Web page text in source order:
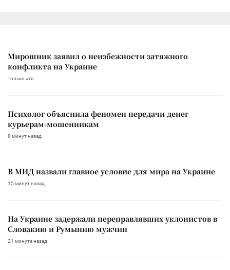
Мирошник заявил о неизбежности затяжного
конфликта на Украине
только что
Психолог объяснила феномен передачи денег
курьерам-мошенникам
8 минут назад
В МИД назвали главное условие для мира на Украине
15 минут назад
На Украине задержали переправлявших уклонистов в
Словакию и Румынию мужчин
21 минута назад